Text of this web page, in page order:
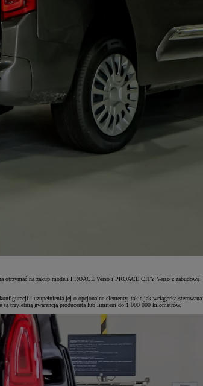
otrzymać na zakup modeli PROACE Verso i PROACE CITY Verso z zabudową
i uzupełnienia jej o opcjonalne elementy, takie jak wciągarka sterowana
są trzyletnią gwarancją producenta lub limitem do 1 000 000 kilometrów.